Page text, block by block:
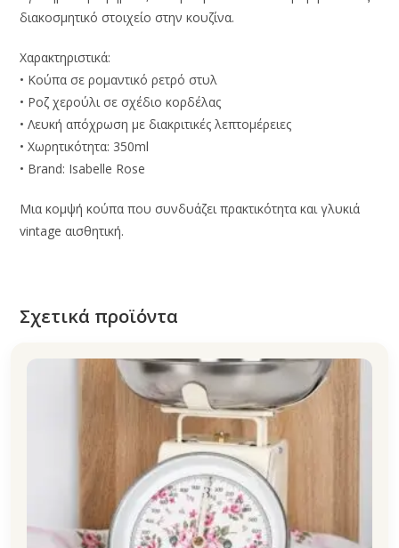
διακοσμητικό στοιχείο στην κουζίνα.
Χαρακτηριστικά:
• Κούπα σε ρομαντικό ρετρό στυλ
• Ροζ χερούλι σε σχέδιο κορδέλας
• Λευκή απόχρωση με διακριτικές λεπτομέρειες
• Χωρητικότητα: 350ml
• Brand: Isabelle Rose
Μια κομψή κούπα που συνδυάζει πρακτικότητα και γλυκιά
vintage αισθητική.
Σχετικά προϊόντα